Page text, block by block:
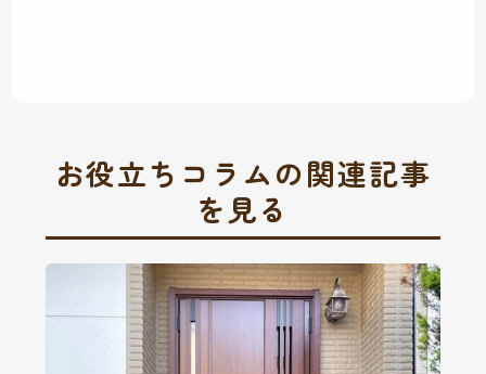
お役立ちコラムの関連記事
を見る